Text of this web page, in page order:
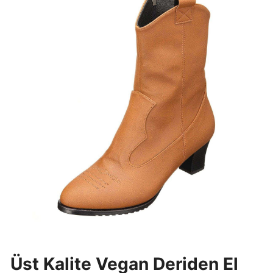
Üst Kalite Vegan Deriden El